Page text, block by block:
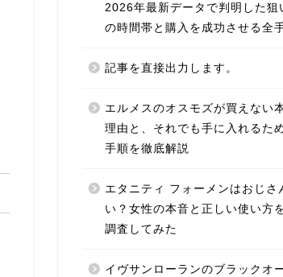
2026年最新データで判明した狙
の時間帯と購入を成功させる全
記事を直接出力します。
エルメスのオスモズが買えない
理由と、それでも手に入れるた
手順を徹底解説
エタニティ フォーメンはおじさ
い？女性の本音と正しい使い方
調査してみた
イヴサンローランのブラックオ